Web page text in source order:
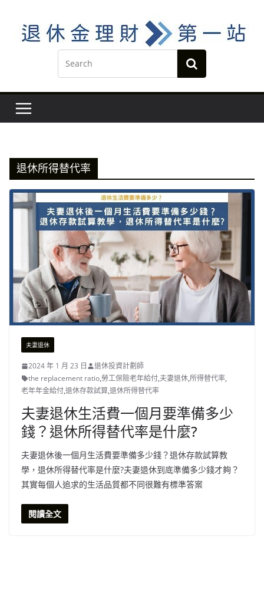
content
退休所得替代率
夫妻退休
2024 年 1 月 23 日
退休投資計劃師
the replacement ratio,勞工保險老年給付,夫妻退休,所得替代率,
老年年金給付,退休存款試算,退休所得替代率
夫妻退休生活費一個月要準備多少
錢？退休所得替代率是什麼?
夫妻退休後一個月生活費要準備多少錢？退休存款試算教
學，退休所得替代率是什麼?夫妻退休到底準備多少錢才夠？
其實每個人追求的生活品質都不同很難有標準答案
閱讀全文